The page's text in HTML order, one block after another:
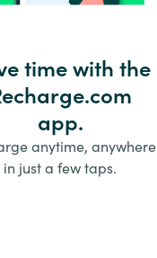
time with the
app.
anytime, anywhere
in just a few taps.